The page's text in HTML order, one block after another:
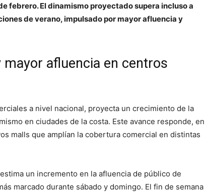
febrero. El dinamismo proyectado supera incluso a
de verano, impulsado por mayor afluencia y
afluencia en centros
a nivel nacional, proyecta un crecimiento de la
en ciudades de la costa. Este avance responde, en
malls que amplían la cobertura comercial en distintas
un incremento en la afluencia de público de
marcado durante sábado y domingo. El fin de semana